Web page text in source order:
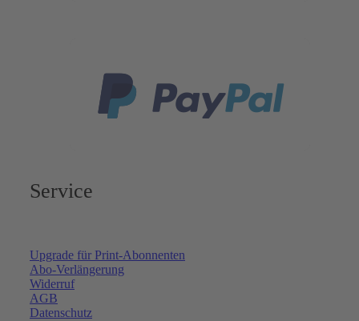
Service
Upgrade für Print-Abonnenten
Abo-Verlängerung
Widerruf
AGB
Datenschutz